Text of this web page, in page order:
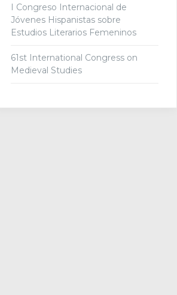
I Congreso Internacional de
Jóvenes Hispanistas sobre
Estudios Literarios Femeninos
61st International Congress on
Medieval Studies